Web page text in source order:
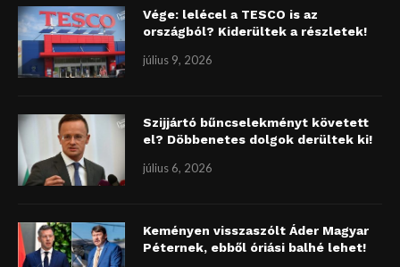
Vége: lelécel a TESCO is az
országból? Kiderültek a részletek!
július 9, 2026
Szijjártó bűncselekményt követett
el? Döbbenetes dolgok derültek ki!
július 6, 2026
Keményen visszaszólt Áder Magyar
Péternek, ebből óriási balhé lehet!